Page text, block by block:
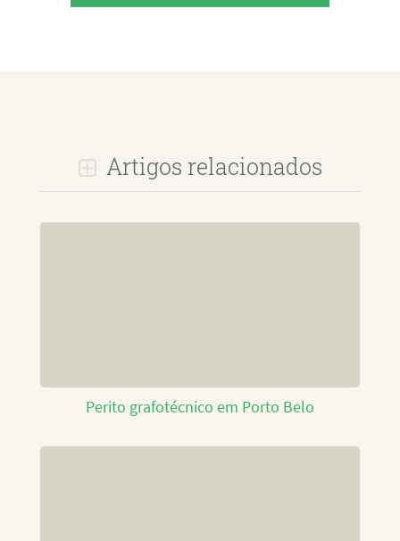
Artigos relacionados
Perito grafotécnico em Porto Belo